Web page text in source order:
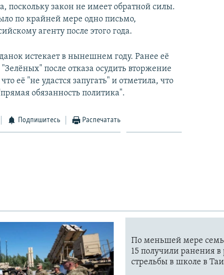
поскольку закон не имеет обратной силы.
по крайней мере одно письмо,
агенту после этого года.
истекает в нынешнем году. Ранее её
после отказа осудить вторжение
её "не удастся запугать" и отметила, что
обязанность политика".
Подпишитесь Распечатать